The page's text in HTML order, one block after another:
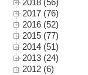
2018 (56)
2017 (76)
2016 (52)
2015 (77)
2014 (51)
2013 (24)
2012 (6)